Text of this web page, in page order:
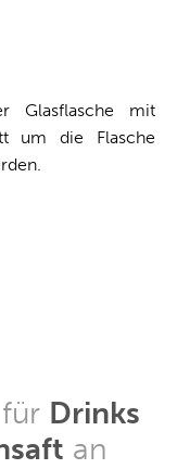
Glasflasche mit
um die Flasche
Drinks
an